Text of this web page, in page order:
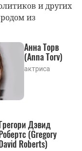
и других
из
Анна Торв
(Anna Torv)
актриса
Дэвид
(Gregory
Roberts)